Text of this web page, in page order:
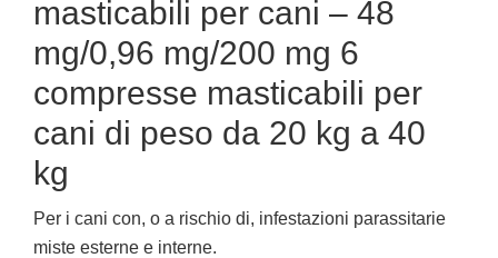
masticabili per cani – 48
mg/0,96 mg/200 mg 6
compresse masticabili per
cani di peso da 20 kg a 40
kg
Per i cani con, o a rischio di, infestazioni parassitarie
miste esterne e interne.